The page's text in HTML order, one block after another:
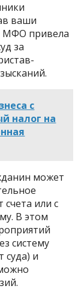
ваши
МФО привела
за
с
налог на
может
или с
В этом
систему
суда) и